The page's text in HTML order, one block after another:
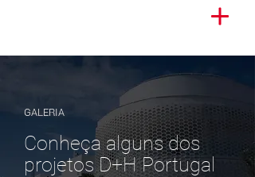
GALERIA
Conheça alguns dos
projetos D+H Portugal